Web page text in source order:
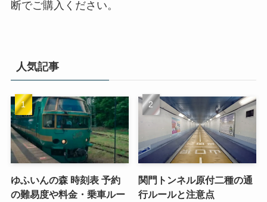
断でご購入ください。
人気記事
ゆふいんの森 時刻表 予約
の難易度や料金・乗車ルー
関門トンネル原付二種の通
行ルールと注意点